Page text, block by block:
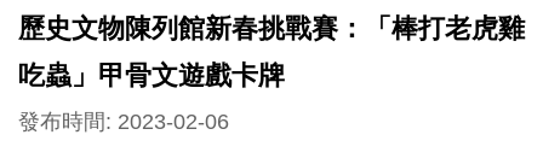
歷史文物陳列館新春挑戰賽：「棒打老虎雞
吃蟲」甲骨文遊戲卡牌
發布時間: 2023-02-06